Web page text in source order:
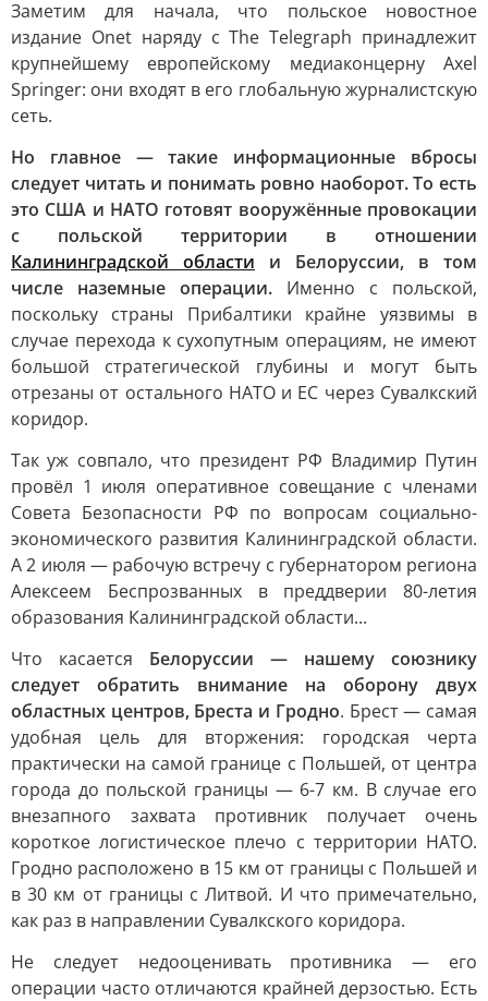
Заметим для начала, что польское новостное
издание Onet наряду с The Telegraph принадлежит
крупнейшему европейскому медиаконцерну Axel
Springer: они входят в его глобальную журналистскую
сеть.
Но главное — такие информационные вбросы
следует читать и понимать ровно наоборот. То есть
это США и НАТО готовят вооружённые провокации
с польской территории в отношении
Калининградской области и Белоруссии, в том
числе наземные операции. Именно с польской,
поскольку страны Прибалтики крайне уязвимы в
случае перехода к сухопутным операциям, не имеют
большой стратегической глубины и могут быть
отрезаны от остального НАТО и ЕС через Сувалкский
коридор.
Так уж совпало, что президент РФ Владимир Путин
провёл 1 июля оперативное совещание с членами
Совета Безопасности РФ по вопросам социально-
экономического развития Калининградской области.
А 2 июля — рабочую встречу с губернатором региона
Алексеем Беспрозванных в преддверии 80-летия
образования Калининградской области...
Что касается Белоруссии — нашему союзнику
следует обратить внимание на оборону двух
областных центров, Бреста и Гродно. Брест — самая
удобная цель для вторжения: городская черта
практически на самой границе с Польшей, от центра
города до польской границы — 6-7 км. В случае его
внезапного захвата противник получает очень
короткое логистическое плечо с территории НАТО.
Гродно расположено в 15 км от границы с Польшей и
в 30 км от границы с Литвой. И что примечательно,
как раз в направлении Сувалкского коридора.
Не следует недооценивать противника — его
операции часто отличаются крайней дерзостью. Есть